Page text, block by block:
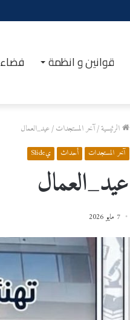
قوانين و انظمة فضاء
الرئيسية/آخر المستجدات/عيد_العمال
آخر المستجدات أحداث يSlide
عيد_العمال
7 مايو 2026